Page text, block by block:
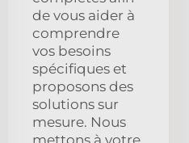
de vous aider à
comprendre
vos besoins
spécifiques et
proposons des
solutions sur
mesure. Nous
mettons à votre